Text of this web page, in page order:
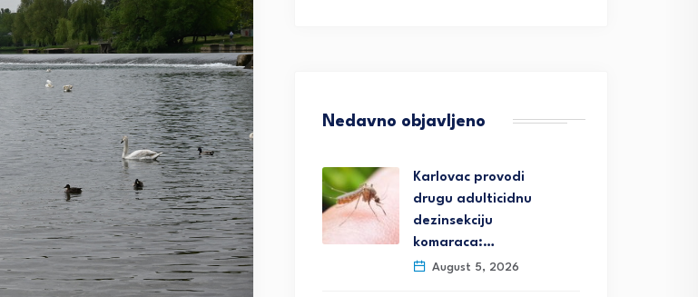
Nedavno objavljeno
Karlovac provodi
drugu adulticidnu
dezinsekciju
komaraca:…
August 5, 2026